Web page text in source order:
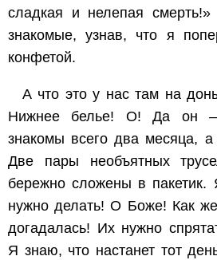
сладкая и нелепая
знакомые, узнав, что я
конфетой.
А что это у нас там на
Нижнее белье! О! Да он
знакомы всего два месяца,
Две пары необъятных
бережно сложены в
нужно делать! О Боже! Как
догадалась! Их нужно
Я знаю, что настанет тот